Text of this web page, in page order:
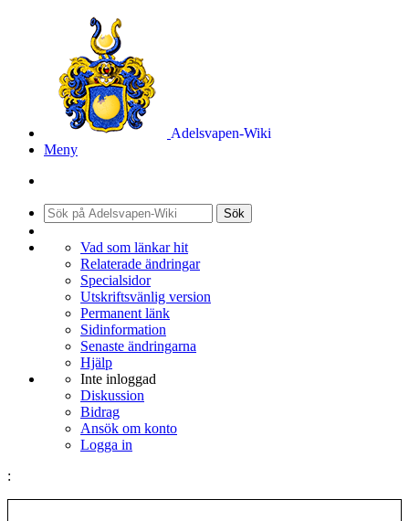
Adelsvapen-Wiki
Meny
Sök
Vad som länkar hit
Relaterade ändringar
Specialsidor
Utskriftsvänlig version
Permanent länk
Sidinformation
Senaste ändringarna
Hjälp
Inte inloggad
Diskussion
Bidrag
Ansök om konto
Logga in
: